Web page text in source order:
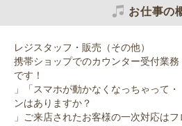
お仕事の
レジスタッフ・販売（その他）
携帯ショップでのカウンター受付業
です！
」「スマホが動かなくなっちゃって
ンはありますか？
」ご来店されたお客様の一次対応はフ